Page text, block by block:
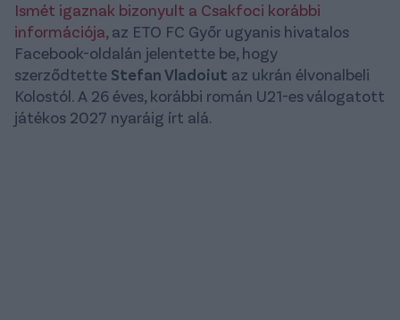
Ismét igaznak bizonyult a Csakfoci korábbi
információja, az ETO FC Győr ugyanis hivatalos
Facebook-oldalán jelentette be, hogy
szerződtette Stefan Vladoiut az ukrán élvonalbeli
Kolostól. A 26 éves, korábbi román U21-es válogatott
játékos 2027 nyaráig írt alá.